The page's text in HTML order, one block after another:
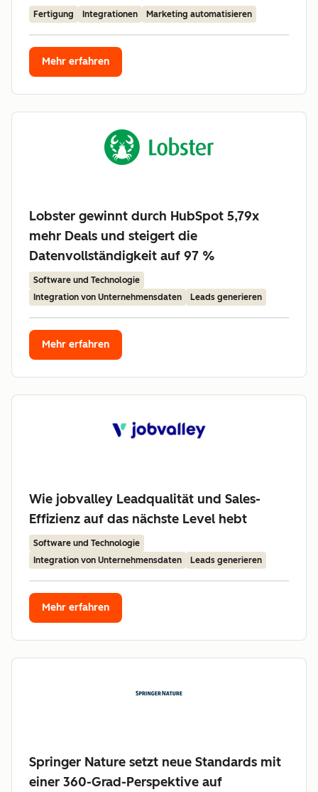
Fertigung Integrationen Marketing automatisieren
Mehr erfahren
Lobster gewinnt durch HubSpot 5,79x
mehr Deals und steigert die
Datenvollständigkeit auf 97 %
Software und Technologie
Integration von Unternehmensdaten
Leads generieren
Mehr erfahren
Wie jobvalley Leadqualität und Sales-
Effizienz auf das nächste Level hebt
Software und Technologie
Integration von Unternehmensdaten
Leads generieren
Mehr erfahren
Springer Nature setzt neue Standards mit
einer 360-Grad-Perspektive auf